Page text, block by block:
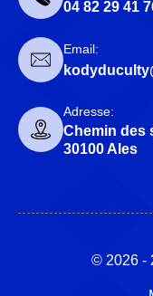
04 82 29 41
Email:
Adresse:
Chemin des
30100 Ales
© 2026 -